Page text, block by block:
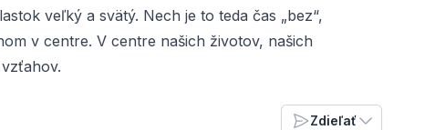
veľký a svätý. Nech je to teda čas „bez“,
v centre. V centre našich životov, našich
Zdieľať